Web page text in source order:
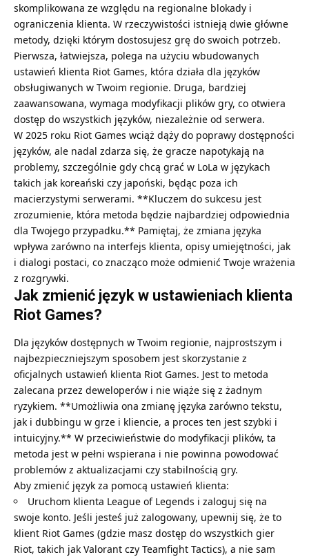
skomplikowana ze względu na regionalne blokady i
ograniczenia klienta. W rzeczywistości istnieją dwie główne
metody, dzięki którym dostosujesz grę do swoich potrzeb.
Pierwsza, łatwiejsza, polega na użyciu wbudowanych
ustawień klienta Riot Games, która działa dla języków
obsługiwanych w Twoim regionie. Druga, bardziej
zaawansowana, wymaga modyfikacji plików gry, co otwiera
dostęp do wszystkich języków, niezależnie od serwera.
W 2025 roku Riot Games wciąż dąży do poprawy dostępności
języków, ale nadal zdarza się, że gracze napotykają na
problemy, szczególnie gdy chcą grać w LoLa w językach
takich jak koreański czy japoński, będąc poza ich
macierzystymi serwerami. **Kluczem do sukcesu jest
zrozumienie, która metoda będzie najbardziej odpowiednia
dla Twojego przypadku.** Pamiętaj, że zmiana języka
wpływa zarówno na interfejs klienta, opisy umiejętności, jak
i dialogi postaci, co znacząco może odmienić Twoje wrażenia
z rozgrywki.
Jak zmienić język w ustawieniach klienta
Riot Games?
Dla języków dostępnych w Twoim regionie, najprostszym i
najbezpieczniejszym sposobem jest skorzystanie z
oficjalnych ustawień klienta Riot Games. Jest to metoda
zalecana przez deweloperów i nie wiąże się z żadnym
ryzykiem. **Umożliwia ona zmianę języka zarówno tekstu,
jak i dubbingu w grze i kliencie, a proces ten jest szybki i
intuicyjny.** W przeciwieństwie do modyfikacji plików, ta
metoda jest w pełni wspierana i nie powinna powodować
problemów z aktualizacjami czy stabilnością gry.
Aby zmienić język za pomocą ustawień klienta:
Uruchom klienta League of Legends i zaloguj się na
swoje konto. Jeśli jesteś już zalogowany, upewnij się, że to
klient Riot Games (gdzie masz dostęp do wszystkich gier
Riot, takich jak Valorant czy Teamfight Tactics), a nie sam